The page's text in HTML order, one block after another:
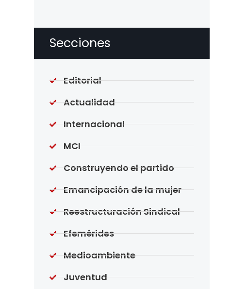
Secciones
Editorial
Actualidad
Internacional
MCI
Construyendo el partido
Emancipación de la mujer
Reestructuración Sindical
Efemérides
Medioambiente
Juventud